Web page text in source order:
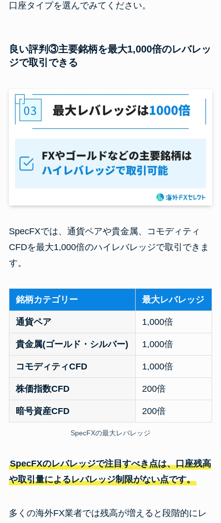
口座タイプを選んでみてください。
良い評判③主要銘柄を最大1,000倍のレバレッ
ジで取引できる
SpecFXでは、通貨ペアや貴金属、コモディティ
CFDを最大1,000倍のハイレバレッジで取引できま
す。
銘柄カテゴリー 最大レバレッジ
通貨ペア 1,000倍
貴金属(ゴールド・シルバー) 1,000倍
コモディティCFD 1,000倍
株価指数CFD 200倍
暗号資産CFD 200倍
SpecFXの最大レバレッジ
SpecFXのレバレッジで注目すべき点は、口座残高
や取引量によるレバレッジ制限がない点です。
多くの海外FX業者では残高が増えると段階的にレ